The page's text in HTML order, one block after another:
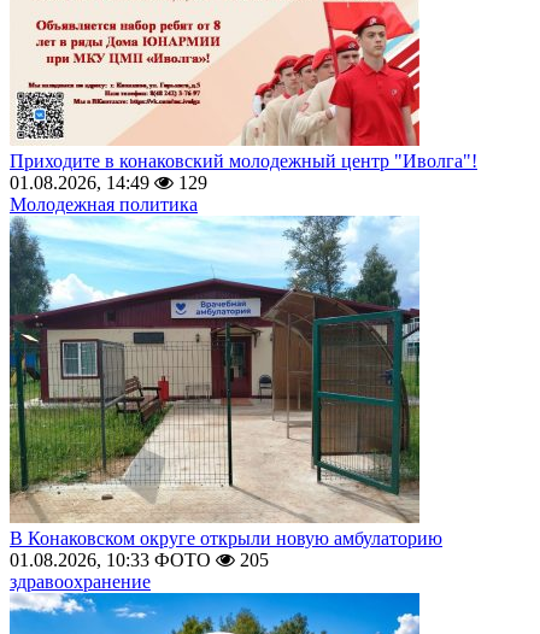
Приходите в конаковский молодежный центр "Иволга"!
01.08.2026, 14:49
129
Молодежная политика
В Конаковском округе открыли новую амбулаторию
01.08.2026, 10:33 ФОТО
205
здравоохранение